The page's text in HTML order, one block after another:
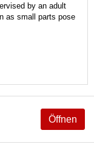
by an adult
as small parts pose
Öffnen